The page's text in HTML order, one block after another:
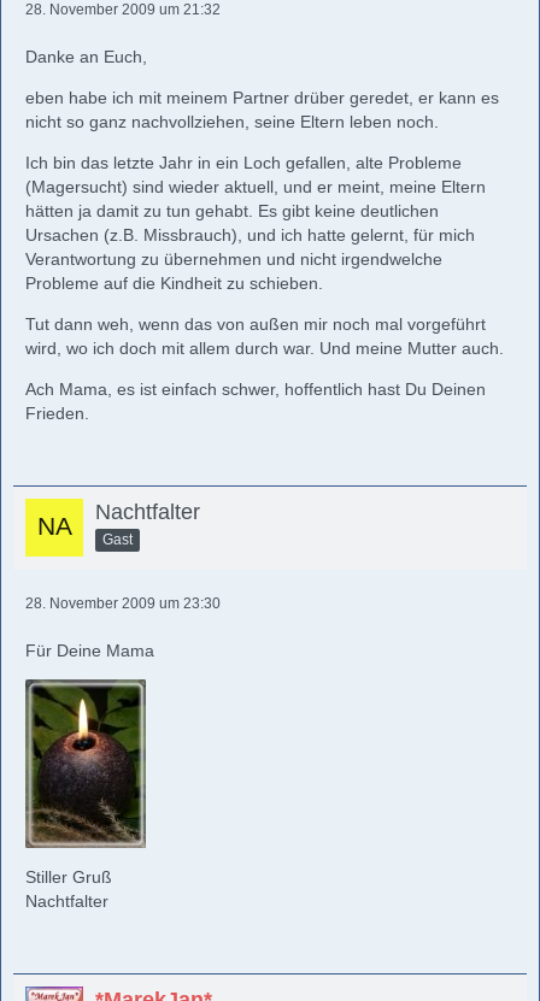
28. November 2009 um 21:32
Danke an Euch,
eben habe ich mit meinem Partner drüber geredet, er kann es
nicht so ganz nachvollziehen, seine Eltern leben noch.
Ich bin das letzte Jahr in ein Loch gefallen, alte Probleme
(Magersucht) sind wieder aktuell, und er meint, meine Eltern
hätten ja damit zu tun gehabt. Es gibt keine deutlichen
Ursachen (z.B. Missbrauch), und ich hatte gelernt, für mich
Verantwortung zu übernehmen und nicht irgendwelche
Probleme auf die Kindheit zu schieben.
Tut dann weh, wenn das von außen mir noch mal vorgeführt
wird, wo ich doch mit allem durch war. Und meine Mutter auch.
Ach Mama, es ist einfach schwer, hoffentlich hast Du Deinen
Frieden.
Nachtfalter
Gast
28. November 2009 um 23:30
Für Deine Mama
Stiller Gruß
Nachtfalter